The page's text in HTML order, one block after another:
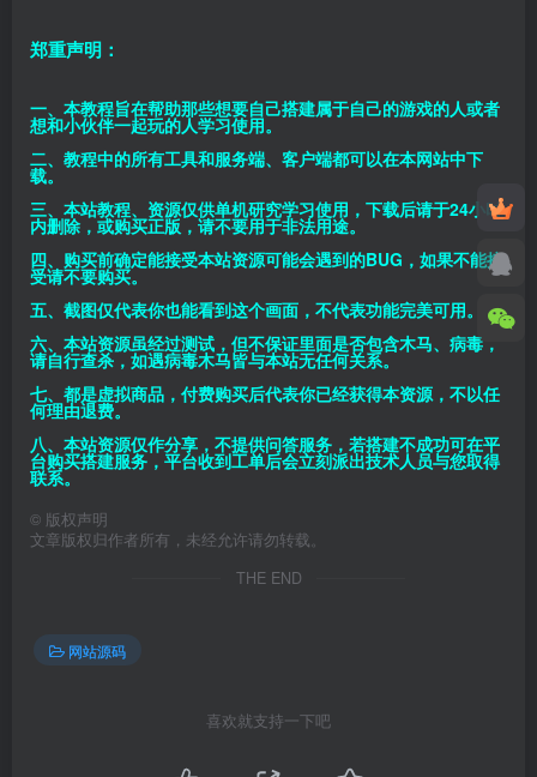
郑重声明：
一、本教程旨在帮助那些想要自己搭建属于自己的游戏的人或者
想和小伙伴一起玩的人学习使用。
二、教程中的所有工具和服务端、客户端都可以在本网站中下
载。
三、本站教程、资源仅供单机研究学习使用，下载后请于24小时
内删除，或购买正版，请不要用于非法用途。
四、购买前确定能接受本站资源可能会遇到的BUG，如果不能接
受请不要购买。
五、截图仅代表你也能看到这个画面，不代表功能完美可用。
六、本站资源虽经过测试，但不保证里面是否包含木马、病毒，
请自行查杀，如遇病毒木马皆与本站无任何关系。
七、都是虚拟商品，付费购买后代表你已经获得本资源，不以任
何理由退费。
八、本站资源仅作分享，不提供问答服务，若搭建不成功可在平
台购买搭建服务，平台收到工单后会立刻派出技术人员与您取得
联系。
© 版权声明
文章版权归作者所有，未经允许请勿转载。
THE END
网站源码
喜欢就支持一下吧